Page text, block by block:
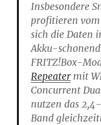
Insbesondere
profitieren
sich die Daten
Akku-
FRITZ!Box-
Repeater mit
Concurrent
nutzen das
Band